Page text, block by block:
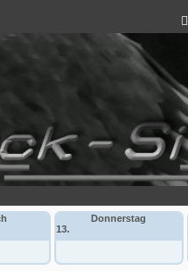
Donnerstag
13.